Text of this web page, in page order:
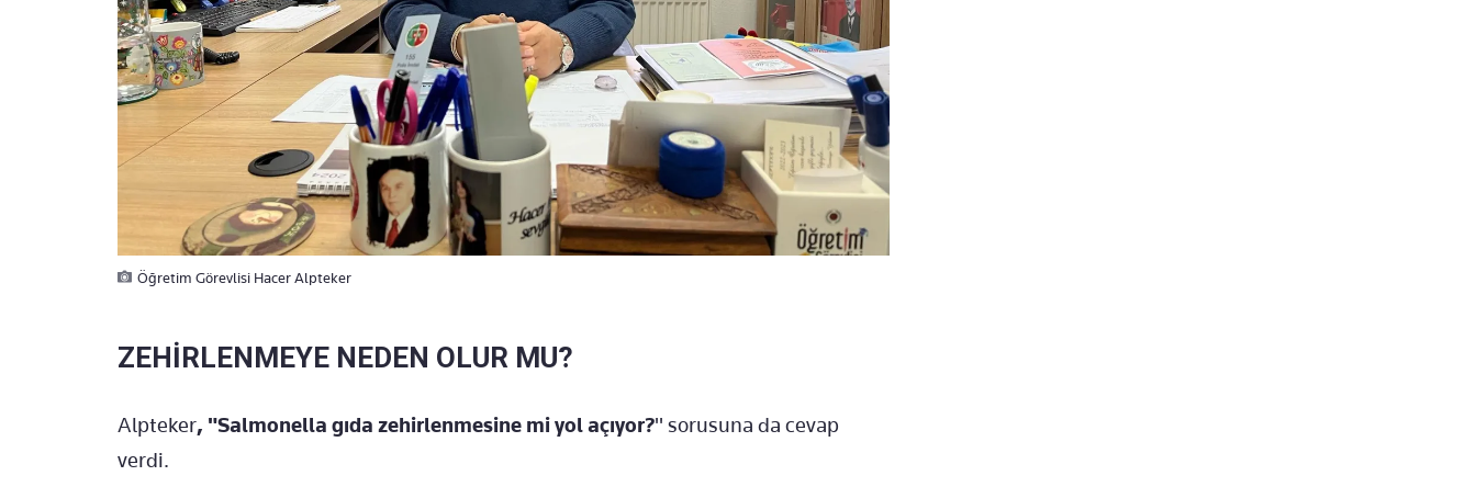
Öğretim Görevlisi Hacer Alpteker
ZEHİRLENMEYE NEDEN OLUR MU?
Alpteker, "Salmonella gıda zehirlenmesine mi yol açıyor?" sorusuna da cevap
verdi.